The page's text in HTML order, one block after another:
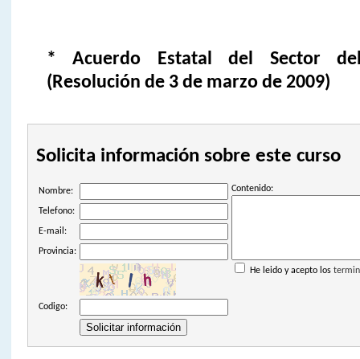
* Acuerdo Estatal del Sector
(Resolución de 3 de marzo de 2009)
Solicita información sobre este curso
Nombre: Contenido:
He leido y acepto los
Telefono:
E-mail:
Provincia:
Codigo: